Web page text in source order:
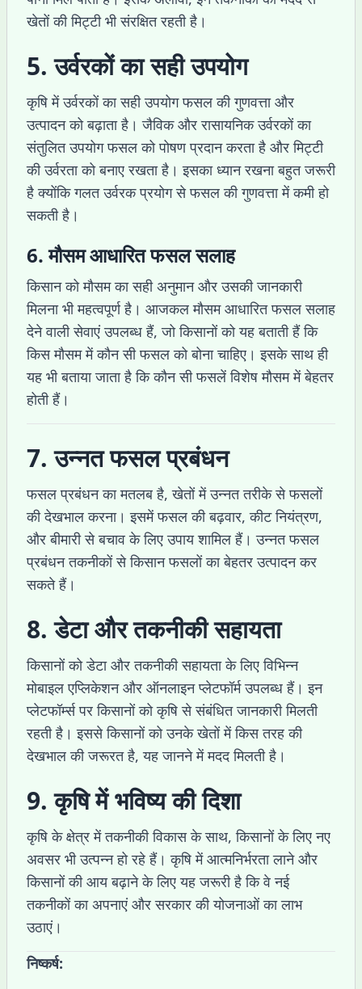
खेतों की मिट्टी भी संरक्षित रहती है।
5. उर्वरकों का सही उपयोग
कृषि में उर्वरकों का सही उपयोग फसल की गुणवत्ता और
उत्पादन को बढ़ाता है। जैविक और रासायनिक उर्वरकों का
संतुलित उपयोग फसल को पोषण प्रदान करता है और मिट्टी
की उर्वरता को बनाए रखता है। इसका ध्यान रखना बहुत जरूरी
है क्योंकि गलत उर्वरक प्रयोग से फसल की गुणवत्ता में कमी हो
सकती है।
6. मौसम आधारित फसल सलाह
किसान को मौसम का सही अनुमान और उसकी जानकारी
मिलना भी महत्वपूर्ण है। आजकल मौसम आधारित फसल सलाह
देने वाली सेवाएं उपलब्ध हैं, जो किसानों को यह बताती हैं कि
किस मौसम में कौन सी फसल को बोना चाहिए। इसके साथ ही
यह भी बताया जाता है कि कौन सी फसलें विशेष मौसम में बेहतर
होती हैं।
7. उन्नत फसल प्रबंधन
फसल प्रबंधन का मतलब है, खेतों में उन्नत तरीके से फसलों
की देखभाल करना। इसमें फसल की बढ़वार, कीट नियंत्रण,
और बीमारी से बचाव के लिए उपाय शामिल हैं। उन्नत फसल
प्रबंधन तकनीकों से किसान फसलों का बेहतर उत्पादन कर
सकते हैं।
8. डेटा और तकनीकी सहायता
किसानों को डेटा और तकनीकी सहायता के लिए विभिन्न
मोबाइल एप्लिकेशन और ऑनलाइन प्लेटफॉर्म उपलब्ध हैं। इन
प्लेटफॉर्म्स पर किसानों को कृषि से संबंधित जानकारी मिलती
रहती है। इससे किसानों को उनके खेतों में किस तरह की
देखभाल की जरूरत है, यह जानने में मदद मिलती है।
9. कृषि में भविष्य की दिशा
कृषि के क्षेत्र में तकनीकी विकास के साथ, किसानों के लिए नए
अवसर भी उत्पन्न हो रहे हैं। कृषि में आत्मनिर्भरता लाने और
किसानों की आय बढ़ाने के लिए यह जरूरी है कि वे नई
तकनीकों का अपनाएं और सरकार की योजनाओं का लाभ
उठाएं।
निष्कर्ष: